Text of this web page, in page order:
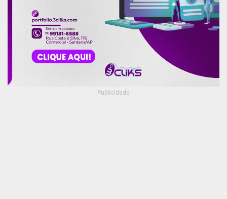
- Publicidade -